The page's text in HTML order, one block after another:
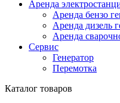
Аренда
Аренда бензо
Аренда дизель
Аренда
Сервис
Генератор
Перемотка
Каталог товаров